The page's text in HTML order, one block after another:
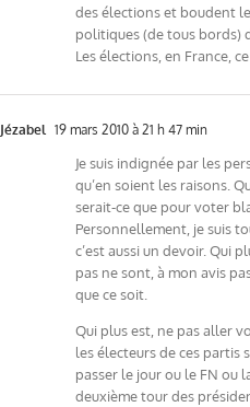
des élections et boudent
politiques (de tous bords)
Les élections, en France,
Jézabel 19 mars 2010 à 21 h 47 min
Je suis indignée par les
qu’en soient les raisons.
serait-ce que pour voter
Personnellement, je suis
c’est aussi un devoir. Qui
pas ne sont, à mon avis
que ce soit.
Qui plus est, ne pas aller
les électeurs de ces partis
passer le jour ou le FN ou
deuxième tour des